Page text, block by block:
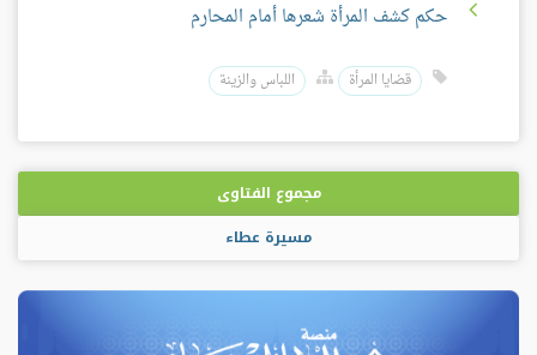
حكم كشف المرأة شعرها أمام المحارم
قضايا المرأة اللباس والزينة
مجموع الفتاوى
مسيرة عطاء